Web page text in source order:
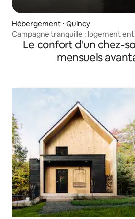
Hébergement ⋅ Quincy
Campagne tranquille : logement
/2 salles de bain
Le confort d'un chez-
mensuels